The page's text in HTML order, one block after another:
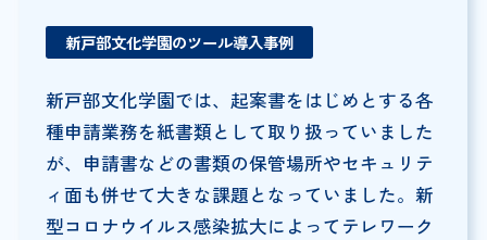
新戸部文化学園のツール導入事例
新戸部文化学園では、起案書をはじめとする各
種申請業務を紙書類として取り扱っていました
が、申請書などの書類の保管場所やセキュリテ
ィ面も併せて大きな課題となっていました。新
型コロナウイルス感染拡大によってテレワーク